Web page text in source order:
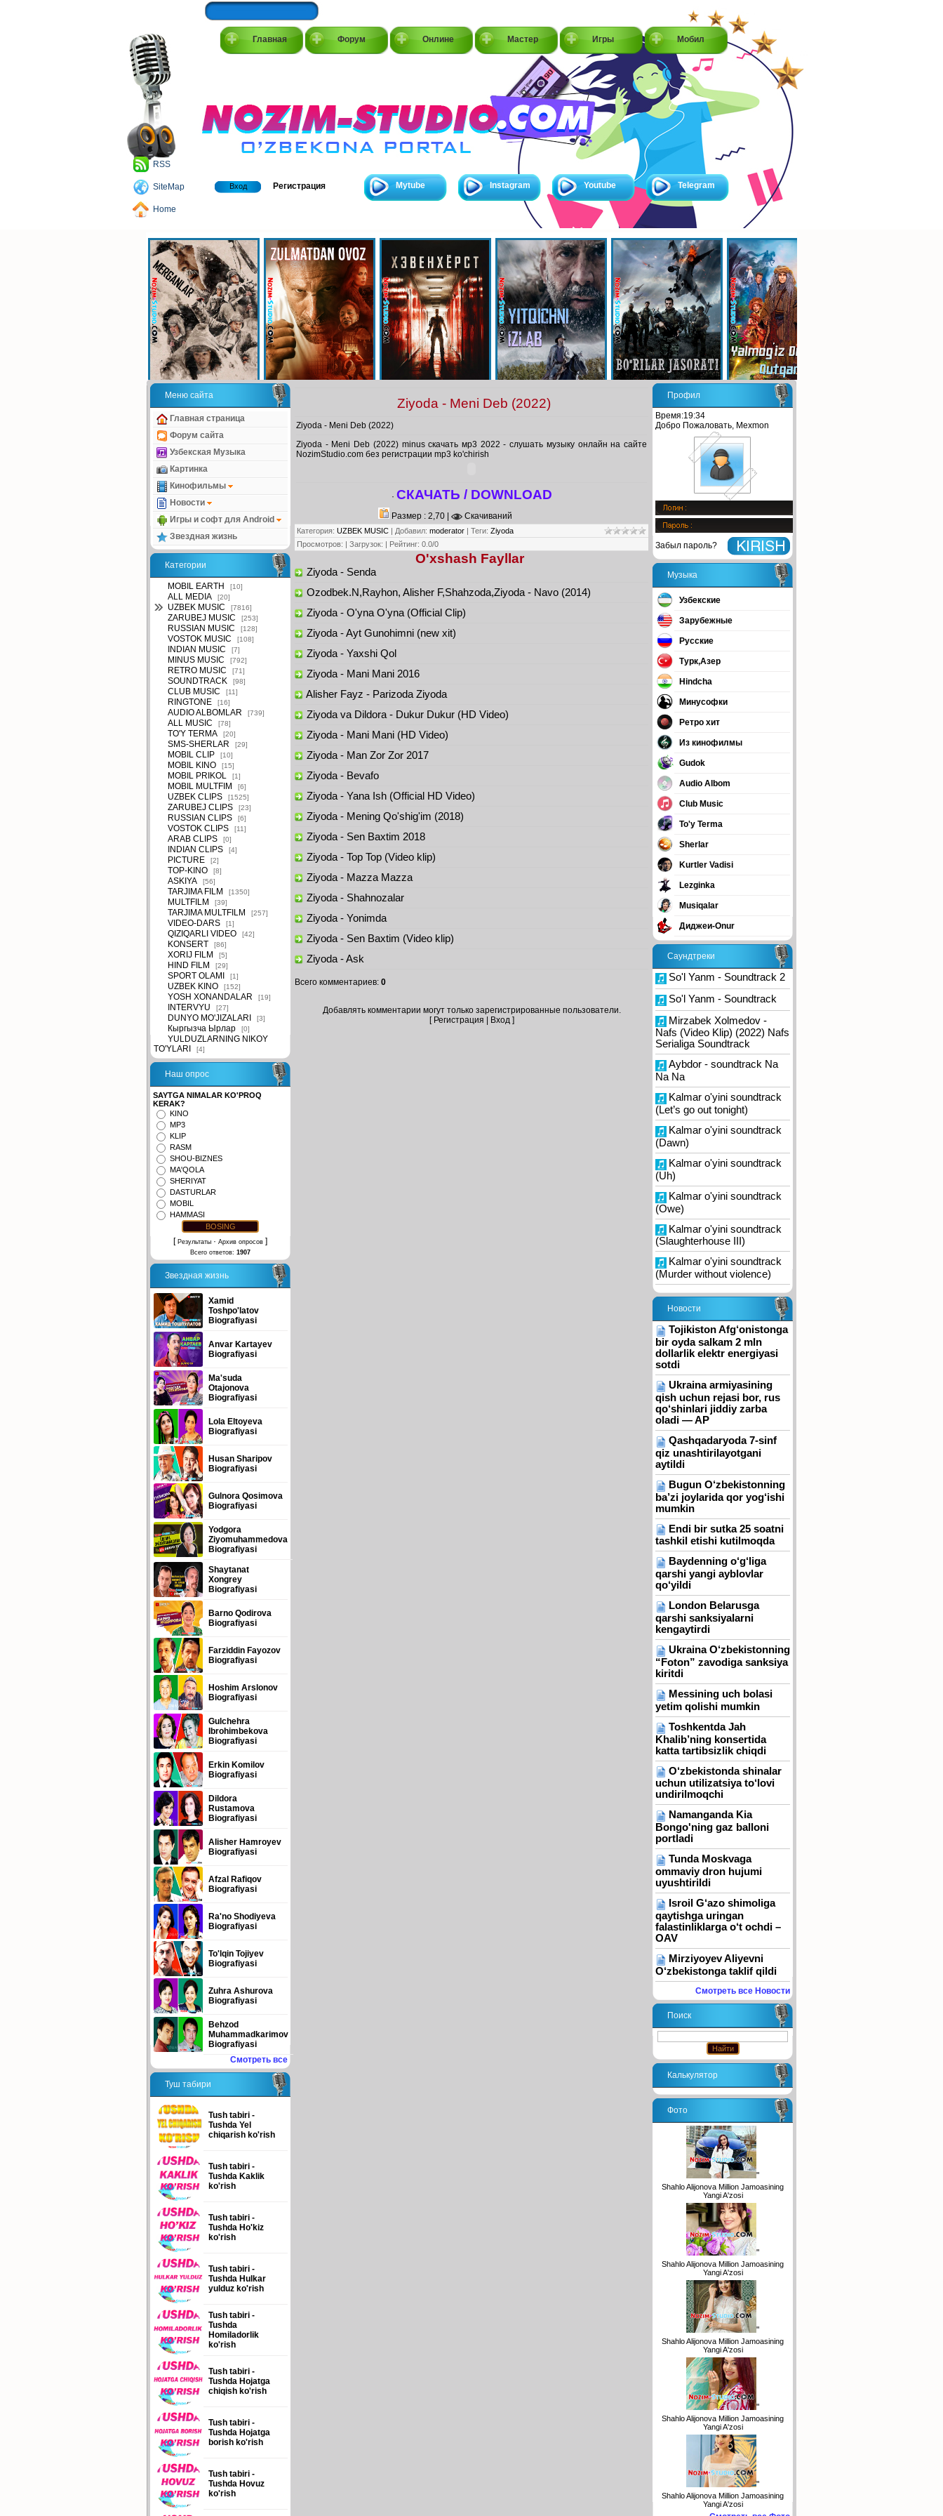
Главная Форум Онлине Мастер Игры Мобил
RSS
SiteMap
Home
Вход Регистрация Mytube Instagram Youtube Telegram
Меню сайта
Главная страница
Форум сайта
Узбекская Музыка
Картинка
Кинофильмы
Новости
Игры и софт для Android
Звездная жизнь
Категории
MOBIL EARTH [10]
ALL MEDIA [20]
UZBEK MUSIC [7816]
ZARUBEJ MUSIC [253]
RUSSIAN MUSIC [128]
VOSTOK MUSIC [108]
INDIAN MUSIC [7]
MINUS MUSIC [792]
RETRO MUSIC [71]
SOUNDTRACK [98]
CLUB MUSIC [11]
RINGTONE [16]
AUDIO ALBOMLAR [739]
ALL MUSIC [78]
TO'Y TERMA [20]
SMS-SHERLAR [29]
MOBIL CLIP [10]
MOBIL KINO [15]
MOBIL PRIKOL [1]
MOBIL MULTFIM [6]
UZBEK CLIPS [1525]
ZARUBEJ CLIPS [23]
RUSSIAN CLIPS [6]
VOSTOK CLIPS [11]
ARAB CLIPS [0]
INDIAN CLIPS [4]
PICTURE [2]
TOP-KINO [8]
ASKIYA [56]
TARJIMA FILM [1350]
MULTFILM [39]
TARJIMA MULTFILM [257]
VIDEO-DARS [1]
QIZIQARLI VIDEO [42]
KONSERT [86]
XORIJ FILM [5]
HIND FILM [29]
SPORT OLAMI [1]
UZBEK KINO [152]
YOSH XONANDALAR [19]
INTERVYU [27]
DUNYO MO'JIZALARI [3]
Кыргызча Ырлар [0]
YULDUZLARNING NIKOY
TO'YLARI
[4]
Наш опрос
SAYTGA NIMALAR KO'PROQ
KERAK?
KINO
MP3
KLIP
RASM
SHOU-BIZNES
MA'QOLA
SHERIYAT
DASTURLAR
MOBIL
HAMMASI
[ Результаты · Архив опросов ]
Всего ответов: 1907
Звездная жизнь
Xamid
Toshpo'latov
Biografiyasi
Anvar Kartayev
Biografiyasi
Ma'suda
Otajonova
Biografiyasi
Lola Eltoyeva
Biografiyasi
Husan Sharipov
Biografiyasi
Gulnora Qosimova
Biografiyasi
Yodgora
Ziyomuhammedova
Biografiyasi
Shaytanat
Xongrey
Biografiyasi
Barno Qodirova
Biografiyasi
Farziddin Fayozov
Biografiyasi
Hoshim Arslonov
Biografiyasi
Gulchehra
Ibrohimbekova
Biografiyasi
Erkin Komilov
Biografiyasi
Dildora
Rustamova
Biografiyasi
Alisher Hamroyev
Biografiyasi
Afzal Rafiqov
Biografiyasi
Ra'no Shodiyeva
Biografiyasi
To'lqin Tojiyev
Biografiyasi
Zuhra Ashurova
Biografiyasi
Behzod
Muhammadkarimov
Biografiyasi
Смотреть все
Туш табири
Tush tabiri -
Tushda Yel
chiqarish ko'rish
Tush tabiri -
Tushda Kaklik
ko'rish
Tush tabiri -
Tushda Ho'kiz
ko'rish
Tush tabiri -
Tushda Hulkar
yulduz ko'rish
Tush tabiri -
Tushda
Homiladorlik
ko'rish
Tush tabiri -
Tushda Hojatga
chiqish ko'rish
Tush tabiri -
Tushda Hojatga
borish ko'rish
Tush tabiri -
Tushda Hovuz
ko'rish
Ziyoda - Meni Deb (2022)
Ziyoda - Meni Deb (2022)
Ziyoda - Meni Deb (2022) minus скачать мр3 2022 - слушать музыку онлайн на сайте
NozimStudio.com без регистрации mp3 ko'chirish
· СКАЧАТЬ / DOWNLOAD
Размер : 2,70 | Скачиваний
Категория: UZBEK MUSIC | Добавил: moderator | Теги: Ziyoda
Просмотров: | Загрузок: | Рейтинг: 0.0/0
O'xshash Fayllar
Ziyoda - Senda
Ozodbek.N,Rayhon, Alisher F,Shahzoda,Ziyoda - Navo (2014)
Ziyoda - O'yna O'yna (Official Clip)
Ziyoda - Ayt Gunohimni (new xit)
Ziyoda - Yaxshi Qol
Ziyoda - Mani Mani 2016
Alisher Fayz - Parizoda Ziyoda
Ziyoda va Dildora - Dukur Dukur (HD Video)
Ziyoda - Mani Mani (HD Video)
Ziyoda - Man Zor Zor 2017
Ziyoda - Bevafo
Ziyoda - Yana Ish (Official HD Video)
Ziyoda - Mening Qo'shig'im (2018)
Ziyoda - Sen Baxtim 2018
Ziyoda - Top Top (Video klip)
Ziyoda - Mazza Mazza
Ziyoda - Shahnozalar
Ziyoda - Yonimda
Ziyoda - Sen Baxtim (Video klip)
Ziyoda - Ask
Всего комментариев: 0
Добавлять комментарии могут только зарегистрированные пользователи.
[ Регистрация Вход]
Профил
Время:19:34
Добро Пожаловать, Mexmon
Забыл пароль?
Музыка
Узбекские
Зарубежные
Русские
Турк,Азер
Hindcha
Минусофки
Ретро хит
Из кинофилмы
Gudok
Audio Albom
Club Music
To'y Terma
Sherlar
Kurtler Vadisi
Lezginka
Musiqalar
Диджеи-Onur
Саундтреки
So'l Yanm - Soundtrack 2
So'l Yanm - Soundtrack
Mirzabek Xolmedov -
Nafs (Video Klip) (2022) Nafs
Serialiga Soundtrack
Aybdor - soundtrack Na
Na Na
Kalmar o'yini soundtrack
(Let’s go out tonight)
Kalmar o'yini soundtrack
(Dawn)
Kalmar o'yini soundtrack
(Uh)
Kalmar o'yini soundtrack
(Owe)
Kalmar o'yini soundtrack
(Slaughterhouse III)
Kalmar o'yini soundtrack
(Murder without violence)
Новости
Tojikiston Afg‘onistonga
bir oyda salkam 2 mln
dollarlik elektr energiyasi
sotdi
Ukraina armiyasining
qish uchun rejasi bor, rus
qo‘shinlari jiddiy zarba
oladi — AP
Qashqadaryoda 7-sinf
qiz unashtirilayotgani
aytildi
Bugun O‘zbekistonning
ba’zi joylarida qor yog‘ishi
mumkin
Endi bir sutka 25 soatni
tashkil etishi kutilmoqda
Baydenning o‘g‘liga
qarshi yangi ayblovlar
qo‘yildi
London Belarusga
qarshi sanksiyalarni
kengaytirdi
Ukraina O‘zbekistonning
“Foton” zavodiga sanksiya
kiritdi
Messining uch bolasi
yetim qolishi mumkin
Toshkentda Jah
Khalib’ning konsertida
katta tartibsizlik chiqdi
O‘zbekistonda shinalar
uchun utilizatsiya to‘lovi
undirilmoqchi
Namanganda Kia
Bongo'ning gaz balloni
portladi
Tunda Moskvaga
ommaviy dron hujumi
uyushtirildi
Isroil G‘azo shimoliga
qaytishga uringan
falastinliklarga o‘t ochdi –
OAV
Mirziyoyev Aliyevni
O‘zbekistonga taklif qildi
Смотреть все Новости
Поиск
Калькулятор
Фото
"
Shahlo Alijonova Million Jamoasining
Yangi A'zosi
"
Shahlo Alijonova Million Jamoasining
Yangi A'zosi
"
Shahlo Alijonova Million Jamoasining
Yangi A'zosi
"
Shahlo Alijonova Million Jamoasining
Yangi A'zosi
"
Shahlo Alijonova Million Jamoasining
Yangi A'zosi